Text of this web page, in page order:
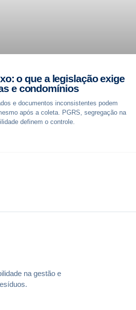
o que a legislação exige
e condomínios
e documentos inconsistentes podem
após a coleta. PGRS, segregação na
definem o controle.
na gestão e